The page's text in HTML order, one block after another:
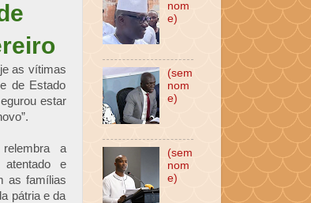
as vítimas
de Estado
estar
a
e
as famílias
pátria e da
nom
e)
(sem
nom
e)
(sem
nom
e)